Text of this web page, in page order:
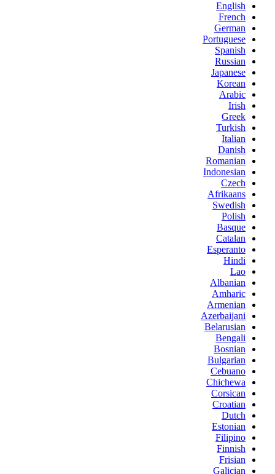
English
French
German
Portuguese
Spanish
Russian
Japanese
Korean
Arabic
Irish
Greek
Turkish
Italian
Danish
Romanian
Indonesian
Czech
Afrikaans
Swedish
Polish
Basque
Catalan
Esperanto
Hindi
Lao
Albanian
Amharic
Armenian
Azerbaijani
Belarusian
Bengali
Bosnian
Bulgarian
Cebuano
Chichewa
Corsican
Croatian
Dutch
Estonian
Filipino
Finnish
Frisian
Galician